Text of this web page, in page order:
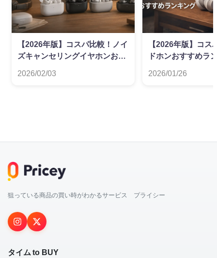
【2026年版】コスパ比較！ノイ
ズキャンセリングイヤホンおす
2026/02/03
【2026年版】コス
ドホンおすすめラ
2026/01/26
狙っている商品の買い時がわかるサービス プライシー
タイム to BUY